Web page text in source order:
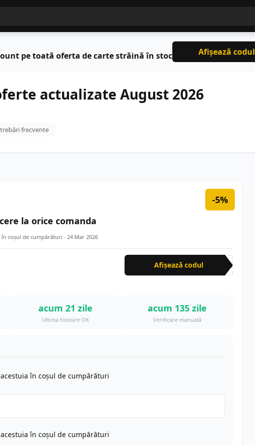
pe toată oferta de carte străină în stoc Afișează codul
actualizate August 2026
frecvente
-5%
la orice comanda
coșul de cumpărături · 24 Mar 2026
Afișează codul cup
acum 21 zile
Ultima folosire OK
acum 135 zile
Verificare manuală
în coșul de cumpărături
în coșul de cumpărături